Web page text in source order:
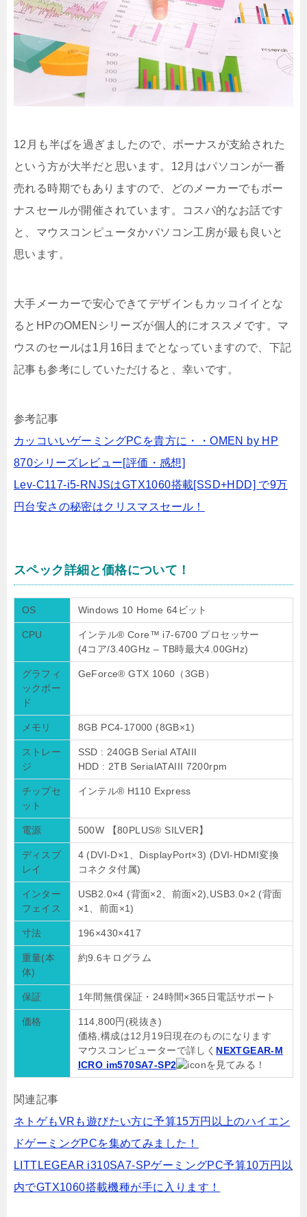
12月も半ばを過ぎましたので、ボーナスが支給された
という方が大半だと思います。12月はパソコンが一番
売れる時期でもありますので、どのメーカーでもボー
ナスセールが開催されています。コスパ的なお話です
と、マウスコンピュータかパソコン工房が最も良いと
思います。
大手メーカーで安心できてデザインもカッコイイとな
るとHPのOMENシリーズが個人的にオススメです。マ
ウスのセールは1月16日までとなっていますので、下記
記事も参考にしていただけると、幸いです。
参考記事
カッコいいゲーミングPCを貴方に・・OMEN by HP
870シリーズレビュー[評価・感想]
Lev-C117-i5-RNJSはGTX1060搭載[SSD+HDD] で9万
円台安さの秘密はクリスマスセール！
スペック詳細と価格について！
OS Windows 10 Home 64ビット
CPU
インテル® Core™ i7-6700 プロセッサー
(4コア/3.40GHz – TB時最大4.00GHz)
グラフィ
ックボー
ド
GeForce® GTX 1060（3GB）
メモリ 8GB PC4-17000 (8GB×1)
ストレー
ジ
SSD : 240GB Serial ATAIII
HDD : 2TB SerialATAIII 7200rpm
チップセ
ット
インテル® H110 Express
電源 500W 【80PLUS® SILVER】
ディスプ
レイ
4 (DVI-D×1、DisplayPort×3) (DVI-HDMI変換
コネクタ付属)
インター
フェイス
USB2.0×4 (背面×2、前面×2),USB3.0×2 (背面
×1、前面×1)
寸法 196×430×417
重量(本
体)
約9.6キログラム
保証 1年間無償保証・24時間×365日電話サポート
価格
114,800円(税抜き)
価格,構成は12月19日現在のものになります
マウスコンピューターで詳しく NEXTGEAR-M
ICRO im570SA7-SP2
を見てみる！
関連記事
ネトゲもVRも遊びたい方に予算15万円以上のハイエン
ドゲーミングPCを集めてみました！
LITTLEGEAR i310SA7-SPゲーミングPC予算10万円以
内でGTX1060搭載機種が手に入ります！